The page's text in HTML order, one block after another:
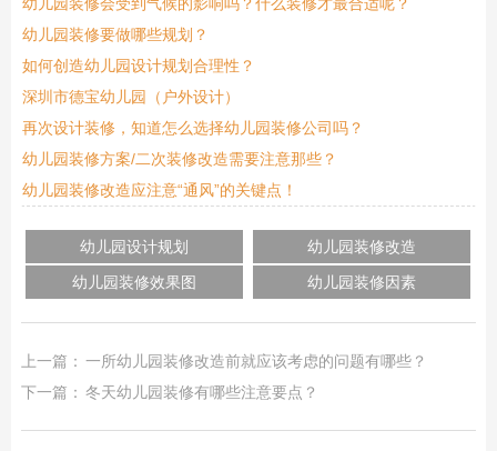
幼儿园装修会受到气候的影响吗？什么装修才最合适呢？
幼儿园装修要做哪些规划？
如何创造幼儿园设计规划合理性？
深圳市德宝幼儿园（户外设计）
再次设计装修，知道怎么选择幼儿园装修公司吗？
幼儿园装修方案/二次装修改造需要注意那些？
幼儿园装修改造应注意“通风”的关键点！
幼儿园设计规划
幼儿园装修改造
幼儿园装修效果图
幼儿园装修因素
上一篇： 一所幼儿园装修改造前就应该考虑的问题有哪些？
下一篇： 冬天幼儿园装修有哪些注意要点？